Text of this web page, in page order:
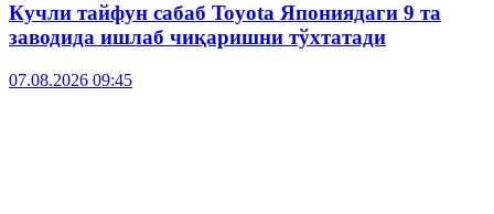
Кучли тайфун сабаб Toyota Япониядаги 9 та
заводида ишлаб чиқаришни тўхтатади
07.08.2026 09:45